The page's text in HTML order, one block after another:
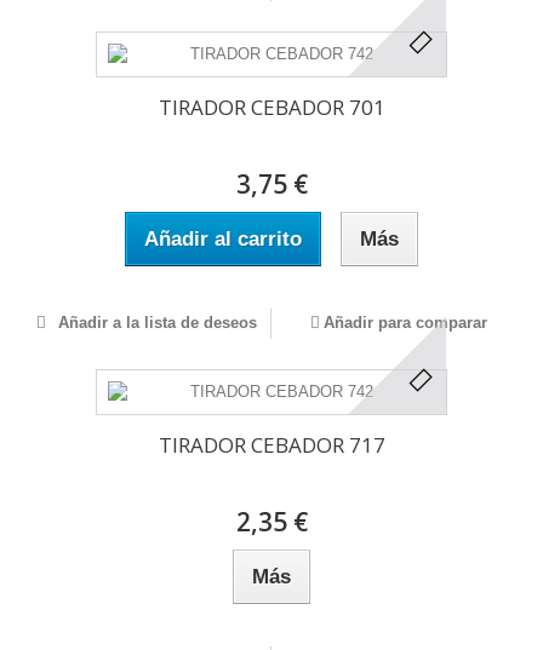
TIRADOR CEBADOR 701
3,75 €
Añadir al carrito Más
Añadir a la lista de deseos Añadir para comparar
TIRADOR CEBADOR 717
2,35 €
Más